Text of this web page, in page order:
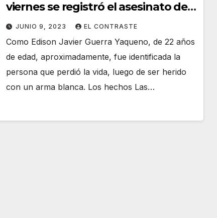
viernes se registró el asesinato de
un joven en el sector de Maridíaz
JUNIO 9, 2023 EL CONTRASTE
Como Edison Javier Guerra Yaqueno, de 22 años
de edad, aproximadamente, fue identificada la
persona que perdió la vida, luego de ser herido
con un arma blanca. Los hechos Las…